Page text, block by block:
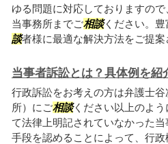
ゆる問題に対応しておりますの
当事務所までご相談ください。
談者様に最適な解決方法をご提
当事者訴訟とは？具体例を紹
行政訴訟をお考えの方は弁護士
所）にご相談ください以上のよ
て法律上明記されていなかった
手段を認めることによって、行